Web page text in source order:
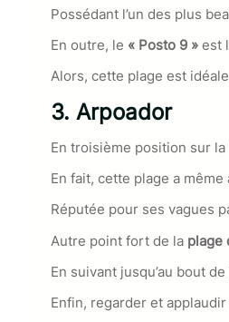
Possédant l’un des plus
En outre, le « Posto 9 » est
Alors, cette plage est
3. Arpoador
En troisième position sur la
En fait, cette plage a
Réputée pour ses vagues
Autre point fort de la plage
En suivant jusqu’au bout
Enfin, regarder et